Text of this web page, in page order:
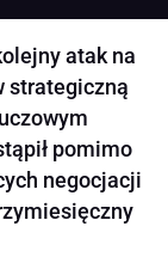
atak na
strategiczną
pomimo
negocjacji